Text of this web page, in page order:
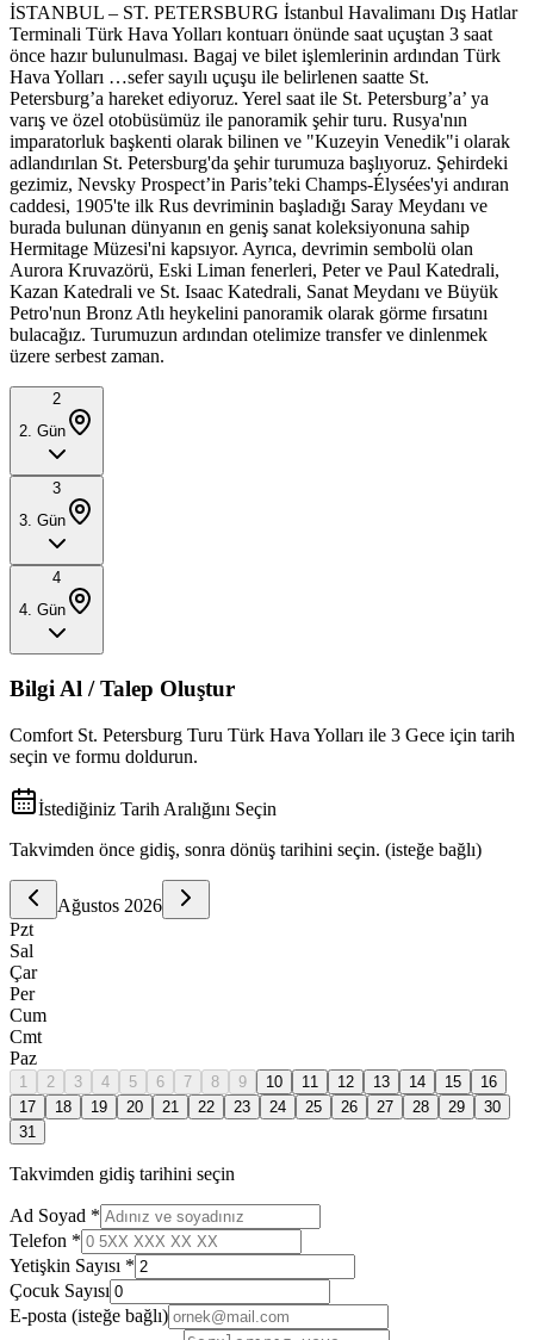
İSTANBUL – ST. PETERSBURG İstanbul Havalimanı Dış Hatlar
Terminali Türk Hava Yolları kontuarı önünde saat uçuştan 3 saat
önce hazır bulunulması. Bagaj ve bilet işlemlerinin ardından Türk
Hava Yolları …sefer sayılı uçuşu ile belirlenen saatte St.
Petersburg’a hareket ediyoruz. Yerel saat ile St. Petersburg’a’ ya
varış ve özel otobüsümüz ile panoramik şehir turu. Rusya'nın
imparatorluk başkenti olarak bilinen ve "Kuzeyin Venedik"i olarak
adlandırılan St. Petersburg'da şehir turumuza başlıyoruz. Şehirdeki
gezimiz, Nevsky Prospect’in Paris’teki Champs-Élysées'yi andıran
caddesi, 1905'te ilk Rus devriminin başladığı Saray Meydanı ve
burada bulunan dünyanın en geniş sanat koleksiyonuna sahip
Hermitage Müzesi'ni kapsıyor. Ayrıca, devrimin sembolü olan
Aurora Kruvazörü, Eski Liman fenerleri, Peter ve Paul Katedrali,
Kazan Katedrali ve St. Isaac Katedrali, Sanat Meydanı ve Büyük
Petro'nun Bronz Atlı heykelini panoramik olarak görme fırsatını
bulacağız. Turumuzun ardından otelimize transfer ve dinlenmek
üzere serbest zaman.
2
2 . Gün
3
3 . Gün
4
4 . Gün
Bilgi Al / Talep Oluştur
Comfort St. Petersburg Turu Türk Hava Yolları ile 3 Gece için tarih
seçin ve formu doldurun.
İstediğiniz Tarih Aralığını Seçin
Takvimden önce gidiş, sonra dönüş tarihini seçin. (isteğe bağlı)
Ağustos 2026
Pzt
Sal
Çar
Per
Cum
Cmt
Paz
1 2 3 4 5 6 7 8 9 10 11 12 13 14 15
16
17
18 19 20 21 22 23 24 25 26 27 28 29
30
31
Takvimden gidiş tarihini seçin
Ad Soyad *
Telefon *
Yetişkin Sayısı *
Çocuk Sayısı
E-posta (isteğe bağlı)